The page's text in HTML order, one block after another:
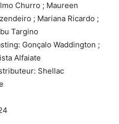
Churro ; Maureen
; Mariana Ricardo ;
Targino
Gonçalo Waddington ;
Alfaiate
Shellac